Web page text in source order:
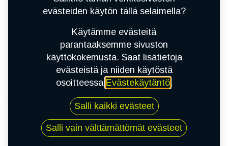
215/50R18 92T TOYO OBSERVE ICE-FREEZER
evästeiden käytön tällä selaimella?
Käytämme evästeitä
parantaaksemme sivuston
käyttökokemusta. Saat lisätietoja
evästeistä ja niiden käytöstä
osoitteessa Evästekäytäntö.
Salli kaikki evästeet
Salli vain välttämättömät evästeet